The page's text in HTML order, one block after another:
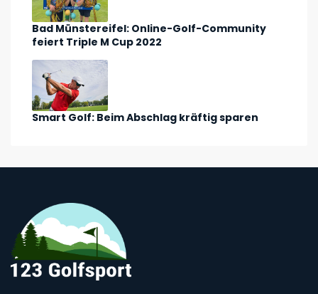
Bad Münstereifel: Online-Golf-Community
feiert Triple M Cup 2022
Smart Golf: Beim Abschlag kräftig sparen